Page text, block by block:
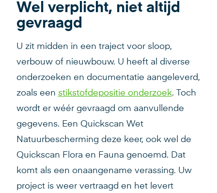
Wel verplicht, niet altijd
gevraagd
U zit midden in een traject voor sloop,
verbouw of nieuwbouw. U heeft al diverse
onderzoeken en documentatie aangeleverd,
zoals een stikstofdepositie onderzoek. Toch
wordt er wéér gevraagd om aanvullende
gegevens. Een Quickscan Wet
Natuurbescherming deze keer, ook wel de
Quickscan Flora en Fauna genoemd. Dat
komt als een onaangename verassing. Uw
project is weer vertraagd en het levert